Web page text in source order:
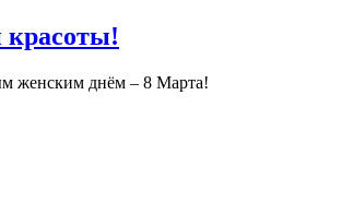
женским днём – 8 Марта!